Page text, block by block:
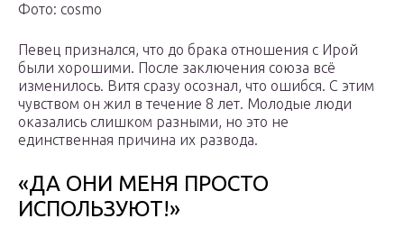
Фото: cosmo
Певец признался, что до брака отношения с Ирой
были хорошими. После заключения союза всё
изменилось. Витя сразу осознал, что ошибся. С этим
чувством он жил в течение 8 лет. Молодые люди
оказались слишком разными, но это не
единственная причина их развода.
«ДА ОНИ МЕНЯ ПРОСТО
ИСПОЛЬЗУЮТ!»